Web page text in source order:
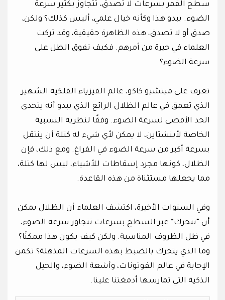
سطح القمر بسرعات لا تصدق، تتجاوز بكثير سرعة
الضوء. يبدو هذا وكأنه خيال علمي، أليس كذلك؟ ولكن،
صدق أو لا تصدق، هذه الظاهرة حقيقية، وقد تركت
العلماء في حيرة من أمرهم. فكيف تفوق الظل على
سرعة الضوء؟
تعرف على ميتشيو كاكو، عالم الفيزياء الفلكية الشهير
الذي تعمق في عالم الظلال الرائع الذي يبدو أنه يتحدى
الحد الأقصى لسرعة الضوء. وفقًا لنظرية النسبية
الخاصة لأينشتاين، لا يمكن لأي شيء له كتلة أن ينتقل
بسرعة أكبر من سرعة الضوء في الفراغ. ومع ذلك، فإن
الظلال، كونها مجرد إسقاطات للأشياء، ليس لها كتلة،
مما يجعلها مستثناة من هذه القاعدة.
وفي السنوات الأخيرة، اكتشف العلماء أن الظلال يمكن
أن “تتحرك” عبر السطح بسرعات تتجاوز سرعة الضوء،
في ظل الظروف المناسبة. ولكن كيف يكون هذا ممكنًا؟
وما الذي يتحرك بالضبط بهذه السرعات المذهلة؟ تكمن
الإجابة في عالم الفوتونات، وأشعة الضوء، والحيل
الذكية التي تمارسها أدمغتنا علينا.